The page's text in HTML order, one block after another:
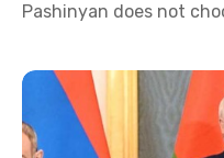
Pashinyan does not